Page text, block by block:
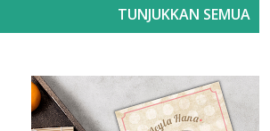
TUNJUKKAN SEMUA